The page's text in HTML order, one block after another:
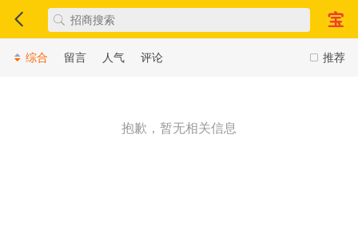
推荐
综合 留言 人气 评论
抱歉，暂无相关信息